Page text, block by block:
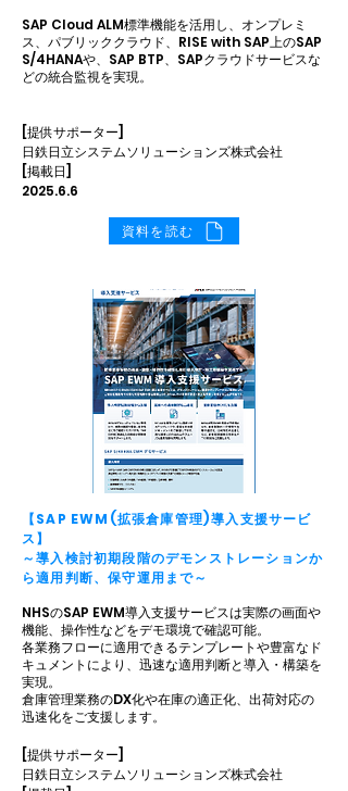
SAP Cloud ALM標準機能を活用し、オンプレミ
ス、パブリッククラウド、RISE with SAP上のSAP
S/4HANAや、SAP BTP、SAPクラウドサービスな
どの統合監視を実現。
[提供サポーター]
日鉄日立システムソリューションズ株式会社
[掲載日]
2025.6.6
資料を読む
【SAP EWM(拡張倉庫管理)導入支援サービ
ス】
～導入検討初期段階のデモンストレーションか
ら適用判断、保守運用まで～
NHSのSAP EWM導入支援サービスは実際の画面や
機能、操作性などをデモ環境で確認可能。
各業務フローに適用できるテンプレートや豊富なド
キュメントにより、迅速な適用判断と導入・構築を
実現。
倉庫管理業務のDX化や在庫の適正化、出荷対応の
迅速化をご支援します。
[提供サポーター]
日鉄日立システムソリューションズ株式会社